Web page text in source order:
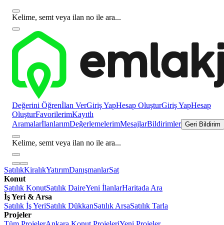
Kelime, semt veya ilan no ile ara...
Değerini Öğrenİlan VerGiriş YapHesap OluşturGiriş YapHesap
OluşturFavorilerimKayıtlı
AramalarİlanlarımDeğerlemelerimMesajlarBildirimler Geri Bildirim
Kelime, semt veya ilan no ile ara...
SatılıkKiralıkYatırımDanışmanlarSat
Konut
Satılık KonutSatılık DaireYeni İlanlarHaritada Ara
İş Yeri & Arsa
Satılık İş YeriSatılık DükkanSatılık ArsaSatılık Tarla
Projeler